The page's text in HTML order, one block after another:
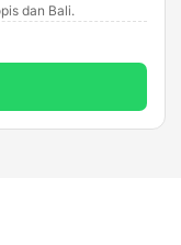
dan Bali.